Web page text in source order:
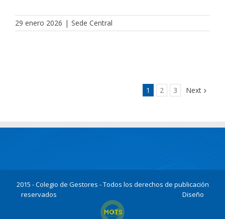
29 enero 2026 | Sede Central
1 2 3 Next
2015 - Colegio de Gestores - Todos los derechos de publicación
reservados
Diseño